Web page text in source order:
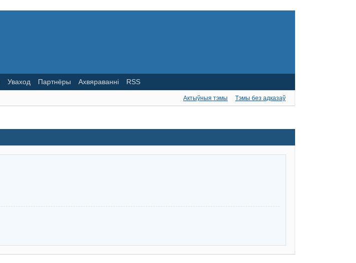
Уваход Партнёры Ахвяраванні RSS
Актыўныя тэмы Тэмы без адказаў